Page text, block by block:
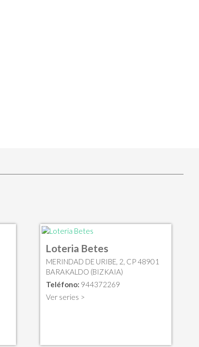
Loteria Betes
MERINDAD DE URIBE, 2, CP 48901
BARAKALDO (BIZKAIA)
Teléfono: 944372269
Ver series >